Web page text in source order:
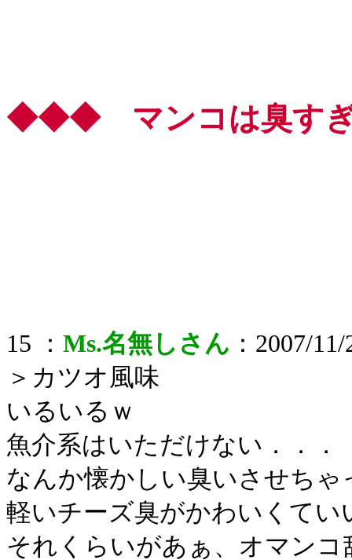
◆◆◆ マンコは臭す
15 ： Ms.名無しさん ：2007/
＞カツオ風味
いるいるｗ
魚介系はいただけない．．．
なんか懐かしい臭いさせち
軽いチーズ臭がかわいくてい
それくらいがあぁ、オマン